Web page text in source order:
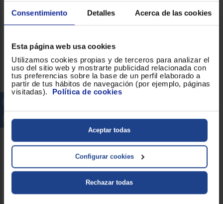
Consentimiento Detalles Acerca de las cookies
Esta página web usa cookies
Utilizamos cookies propias y de terceros para analizar el
uso del sitio web y mostrarte publicidad relacionada con
tus preferencias sobre la base de un perfil elaborado a
partir de tus hábitos de navegación (por ejemplo, páginas
visitadas). Política de cookies
Aceptar todas
Configurar cookies
Rechazar todas
Conectividad
Consumo
Clasificación energética
B
Consumo energético
kWh/100 ciclos
47
! Motor Inverter